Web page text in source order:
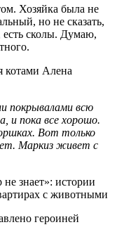
Хозяйка была не
но не сказать,
есть сколы. Думаю,
котами Алена
покрывалами всю
и пока все хорошо.
Вот только
Маркиз живет с
героиней